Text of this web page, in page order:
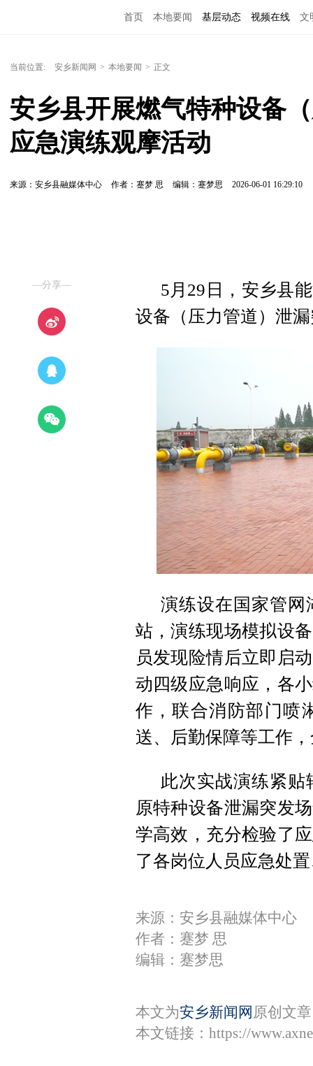
首页 本地要闻 基层动态 视频在线 文
当前位置: 安乡新闻网 > 本地要闻 > 正文
安乡县开展燃气特种设备
应急演练观摩活动
来源：安乡县融媒体中心 作者：蹇梦 思 编辑：蹇梦思 2026-06-01 16:29:10
—分享—
5月29日，安乡县
设备（压力管道）泄
演练设在国家管网
站，演练现场模拟设
员发现险情后立即启
动四级应急响应，各
作，联合消防部门喷
送、后勤保障等工作
此次实战演练紧
原特种设备泄漏突发
学高效，充分检验了
了各岗位人员应急处
来源：安乡县融媒体中心
作者：蹇梦 思
编辑：蹇梦思
本文为安乡新闻网 原创文
本文链接： https://